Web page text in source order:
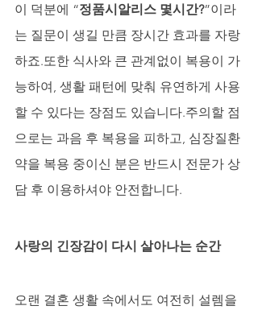
이 덕분에 “정품시알리스 몇시간?”이라
는 질문이 생길 만큼 장시간 효과를 자랑
하죠.또한 식사와 큰 관계없이 복용이 가
능하여, 생활 패턴에 맞춰 유연하게 사용
할 수 있다는 장점도 있습니다.주의할 점
으로는 과음 후 복용을 피하고, 심장질환
약을 복용 중이신 분은 반드시 전문가 상
담 후 이용하셔야 안전합니다.
사랑의 긴장감이 다시 살아나는 순간
오랜 결혼 생활 속에서도 여전히 설렘을